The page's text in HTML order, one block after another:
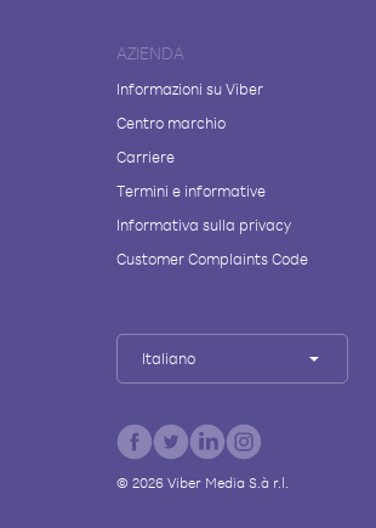
AZIENDA
Informazioni su Viber
Centro marchio
Carriere
Termini e informative
Informativa sulla privacy
Customer Complaints Code
Italiano
© 2026Viber Media S.à r.l.